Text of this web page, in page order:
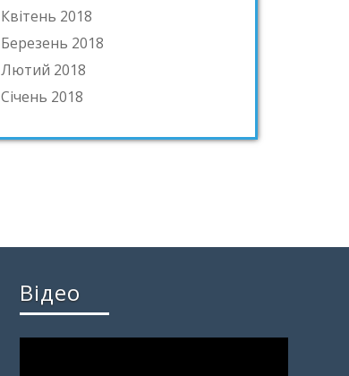
Квітень 2018
Березень 2018
Лютий 2018
Січень 2018
Відео